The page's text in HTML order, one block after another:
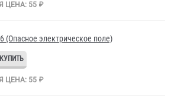
ЦЕНА: 55 ₽
(Опасное электрическое поле)
ЦЕНА: 55 ₽